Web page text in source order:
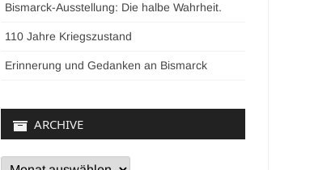
Bismarck-Ausstellung: Die halbe Wahrheit.
110 Jahre Kriegszustand
Erinnerung und Gedanken an Bismarck
ARCHIVE
Archive